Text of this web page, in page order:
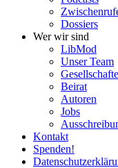
Dossiers
Wer wir sind
LibMod
Unser Team
Beirat
Autoren
Jobs
Kontakt
Spenden!